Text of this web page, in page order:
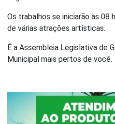
Os trabalhos se iniciarão às 08
de várias atrações artísticas.
É a Assembleia Legislativa de
Municipal mais pertos de você.